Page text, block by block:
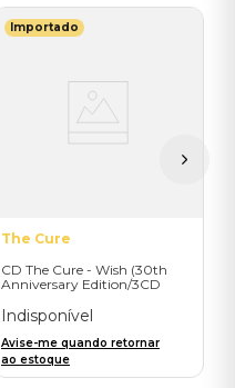
Importado
The Cure
CD The Cure - Wish (30th
Anniversary Edition/3CD
Indisponível
Avise-me quando retornar
ao estoque